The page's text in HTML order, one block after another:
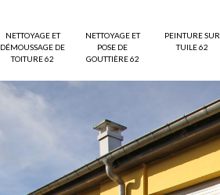
NETTOYAGE ET
DÉMOUSSAGE DE
TOITURE 62
NETTOYAGE ET
POSE DE
GOUTTIÈRE 62
PEINTURE SUR
TUILE 62